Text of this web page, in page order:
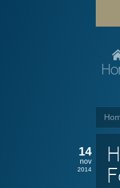
14
nov
2014